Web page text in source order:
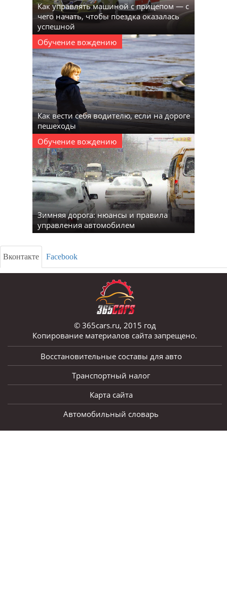
Как управлять машиной с прицепом — с
чего начать, чтобы поездка оказалась
успешной
Обучение вождению
Как вести себя водителю, если на дороге
пешеходы
Обучение вождению
Зимняя дорога: нюансы и правила
управления автомобилем
Вконтакте Facebook
© 365cars.ru, 2015 год
Копирование материалов сайта запрещено.
Восстановительные составы для авто
Транспортный налог
Карта сайта
Автомобильный словарь